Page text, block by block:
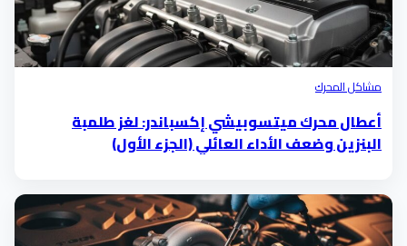
مشاكل المحرك
أعطال محرك ميتسوبيشي إكسباندر: لغز طلمبة
البنزين وضعف الأداء العائلي (الجزء الأول)